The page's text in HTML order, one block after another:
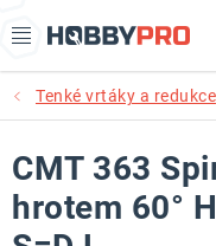
na
AKCE
PRODUKTY
PRODUKTY RECORD
Tenké vrtáky a redukce
CMT 363
hrotem 60°